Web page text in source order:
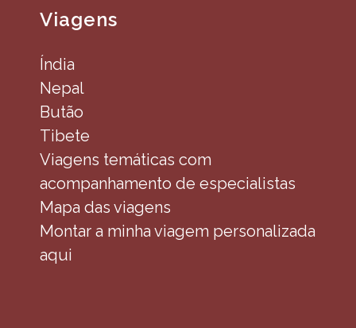
Viagens
Índia
Nepal
Butão
Tibete
Viagens temáticas com
acompanhamento de especialistas
Mapa das viagens
Montar a minha viagem personalizada
aqui